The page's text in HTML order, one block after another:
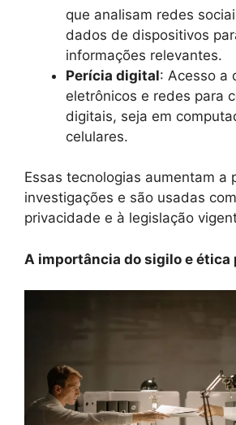
que analisam redes
dados de dispositivos
informações relevantes.
Perícia digital: Acesso a
eletrônicos e redes para
digitais, seja em
celulares.
Essas tecnologias aumentam a
investigações e são usadas
privacidade e à legislação
A importância do sigilo e